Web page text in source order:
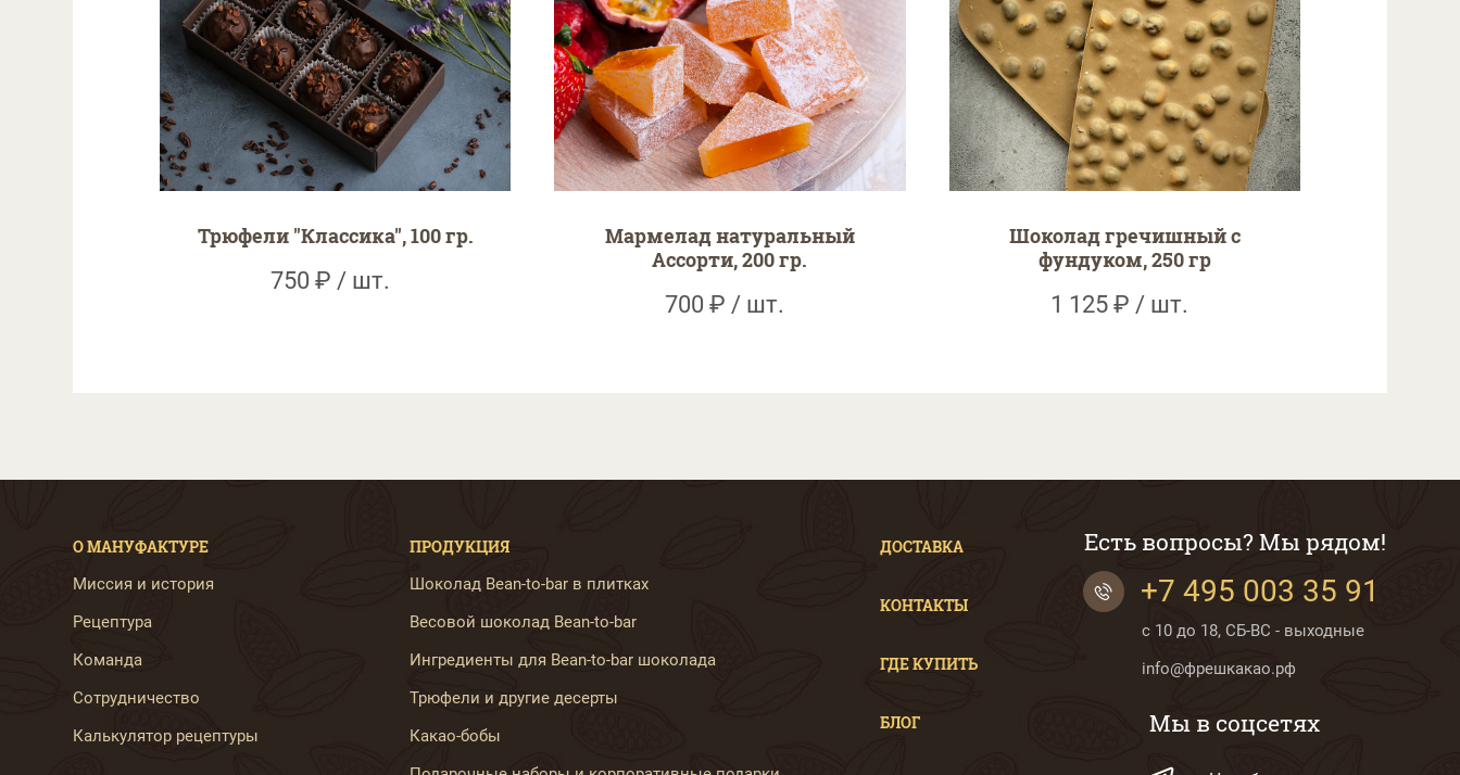
Трюфели "Классика", 100 гр.
750 ₽ / шт.
Мармелад натуральный
Ассорти, 200 гр.
700 ₽ / шт.
Шоколад гречишный с
фундуком, 250 гр
1 125 ₽ / шт.
О МАНУФАКТУРЕ
Миссия и история
Рецептура
Команда
Сотрудничество
Калькулятор рецептуры
ПРОДУКЦИЯ
Шоколад Bean-to-bar в плитках
Весовой шоколад Bean-to-bar
Ингредиенты для Bean-to-bar шоколада
Трюфели и другие десерты
Какао-бобы
ДОСТАВКА
КОНТАКТЫ
ГДЕ КУПИТЬ
БЛОГ
Есть вопросы? Мы рядом!
+7 495 003 35 91
с 10 до 18, СБ-ВС - выходные
info@фрешкакао.рф
Мы в соцсетях